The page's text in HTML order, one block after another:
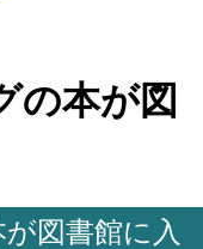
の本が図
図書館に入